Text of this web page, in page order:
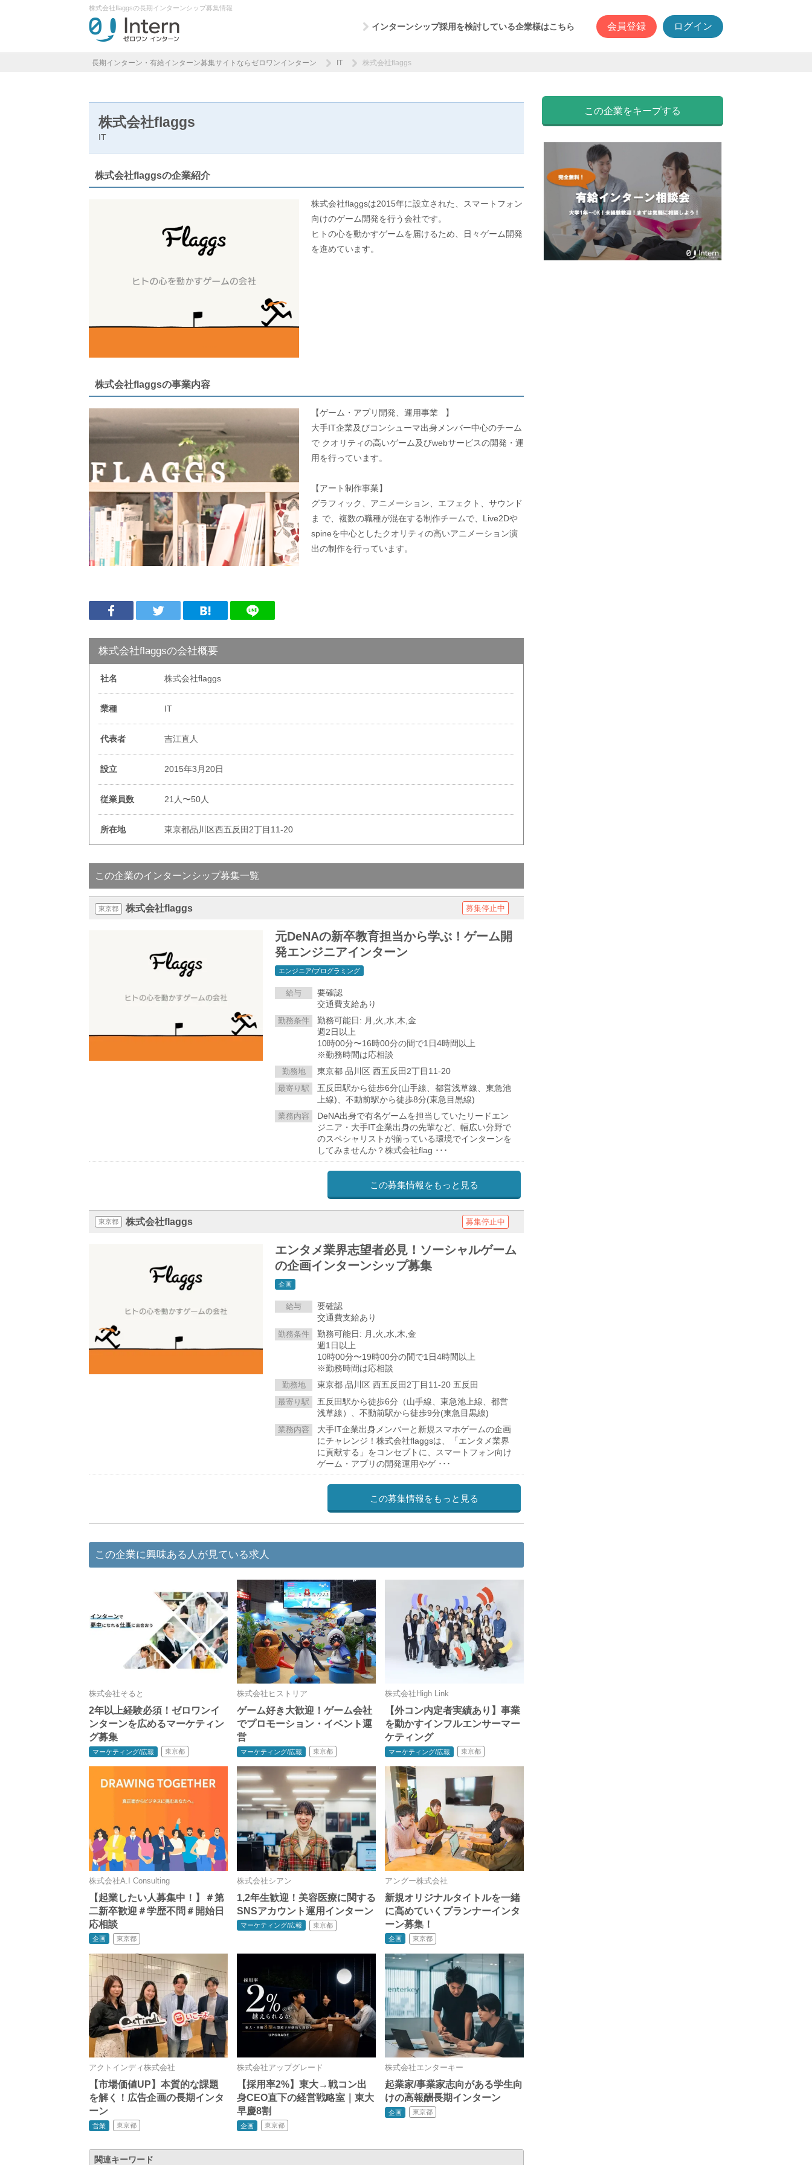
株式会社flaggsの長期インターンシップ募集情報
インターンシップ採用を検討している企業様はこちら 会員登録 ログイン
長期インターン・有給インターン募集サイトならゼロワンインターン IT 株式会社flaggs
株式会社flaggs
IT
株式会社flaggsの企業紹介
株式会社flaggsは2015年に設立された、スマートフォン
向けのゲーム開発を行う会社です。
ヒトの心を動かすゲームを届けるため、日々ゲーム開発
を進めています。
株式会社flaggsの事業内容
【ゲーム・アプリ開発、運用事業 】
大手IT企業及びコンシューマ出身メンバー中心のチーム
で クオリティの高いゲーム及びwebサービスの開発・運
用を行っています。
【アート制作事業】
グラフィック、アニメーション、エフェクト、サウンド
ま で、複数の職種が混在する制作チームで、Live2Dや
spineを中心としたクオリティの高いアニメーション演
出の制作を行っています。
株式会社flaggsの会社概要
社名 株式会社flaggs
業種 IT
代表者 吉江直人
設立 2015年3月20日
従業員数 21人〜50人
所在地 東京都品川区西五反田2丁目11-20
この企業のインターンシップ募集一覧
東京都 株式会社flaggs 募集停止中
元DeNAの新卒教育担当から学ぶ！ゲーム開
発エンジニアインターン
エンジニア/プログラミング
給与
要確認
交通費支給あり
勤務条件
勤務可能日: 月,火,水,木,金
週2日以上
10時00分〜16時00分の間で1日4時間以上
※勤務時間は応相談
勤務地 東京都 品川区 西五反田2丁目11-20
最寄り駅
五反田駅から徒歩6分(山手線、都営浅草線、東急池
上線)、不動前駅から徒歩8分(東急目黒線)
業務内容
DeNA出身で有名ゲームを担当していたリードエン
ジニア・大手IT企業出身の先輩など、幅広い分野で
のスペシャリストが揃っている環境でインターンを
してみませんか？株式会社flag ･･･
この募集情報をもっと見る
東京都 株式会社flaggs 募集停止中
エンタメ業界志望者必見！ソーシャルゲーム
の企画インターンシップ募集
企画
給与
要確認
交通費支給あり
勤務条件
勤務可能日: 月,火,水,木,金
週1日以上
10時00分〜19時00分の間で1日4時間以上
※勤務時間は応相談
勤務地 東京都 品川区 西五反田2丁目11-20 五反田
最寄り駅
五反田駅から徒歩6分（山手線、東急池上線、都営
浅草線）、不動前駅から徒歩9分(東急目黒線)
業務内容
大手IT企業出身メンバーと新規スマホゲームの企画
にチャレンジ！株式会社flaggsは、「エンタメ業界
に貢献する」をコンセプトに、スマートフォン向け
ゲーム・アプリの開発運用やゲ ･･･
この募集情報をもっと見る
この企業に興味ある人が見ている求人
株式会社そると
2年以上経験必須！ゼロワンイ
ンターンを広めるマーケティン
グ募集
マーケティング/広報 東京都
株式会社ヒストリア
ゲーム好き大歓迎！ゲーム会社
でプロモーション・イベント運
営
マーケティング/広報 東京都
株式会社High Link
【外コン内定者実績あり】事業
を動かすインフルエンサーマー
ケティング
マーケティング/広報 東京都
株式会社A.I Consulting
【起業したい人募集中！】＃第
二新卒歓迎＃学歴不問＃開始日
応相談
企画 東京都
株式会社シアン
1,2年生歓迎！美容医療に関する
SNSアカウント運用インターン
マーケティング/広報 東京都
アングー株式会社
新規オリジナルタイトルを一緒
に高めていくプランナーインタ
ーン募集！
企画 東京都
アクトインディ株式会社
【市場価値UP】本質的な課題
を解く！広告企画の長期インタ
ーン
営業 東京都
株式会社アップグレード
【採用率2%】東大→戦コン出
身CEO直下の経営戦略室｜東大
早慶8割
企画 東京都
株式会社エンターキー
起業家/事業家志向がある学生向
けの高報酬長期インターン
企画 東京都
関連キーワード
この企業をキープする